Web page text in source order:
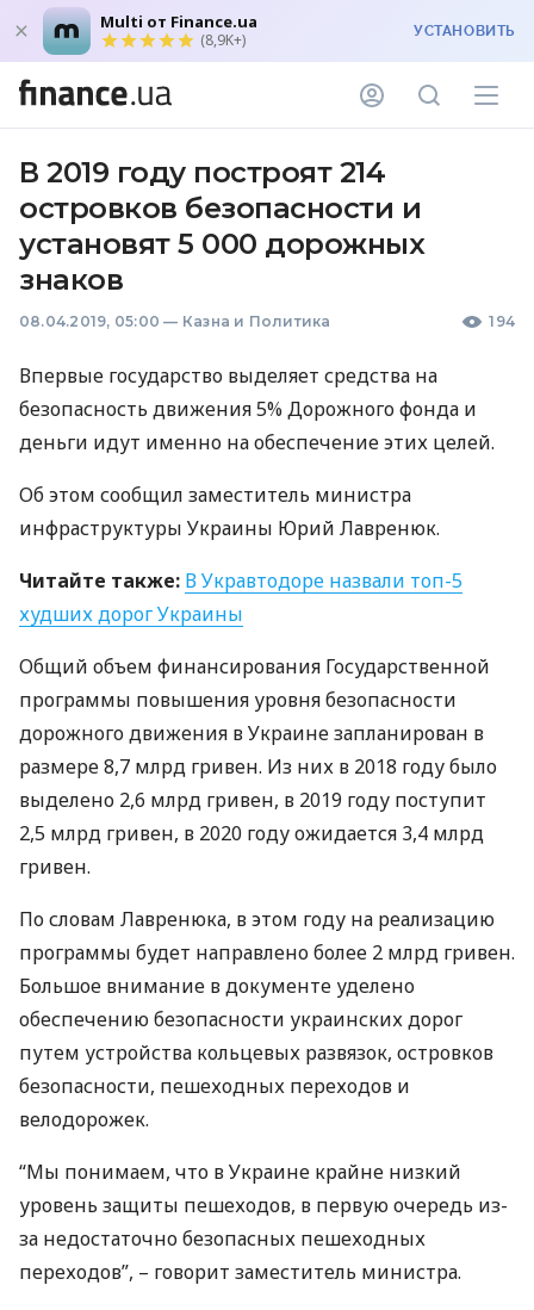
Multi от Finance.ua
(8,9K+) УСТАНОВИТЬ
В 2019 году построят 214
островков безопасности и
установят 5 000 дорожных
знаков
08.04.2019, 05:00 — Казна и Политика 194
Впервые государство выделяет средства на
безопасность движения 5% Дорожного фонда и
деньги идут именно на обеспечение этих целей.
Об этом сообщил заместитель министра
инфраструктуры Украины Юрий Лавренюк.
Читайте также: В Укравтодоре назвали топ-5
худших дорог Украины
Общий объем финансирования Государственной
программы повышения уровня безопасности
дорожного движения в Украине запланирован в
размере 8,7 млрд гривен. Из них в 2018 году было
выделено 2,6 млрд гривен, в 2019 году поступит
2,5 млрд гривен, в 2020 году ожидается 3,4 млрд
гривен.
По словам Лавренюка, в этом году на реализацию
программы будет направлено более 2 млрд гривен.
Большое внимание в документе уделено
обеспечению безопасности украинских дорог
путем устройства кольцевых развязок, островков
безопасности, пешеходных переходов и
велодорожек.
“Мы понимаем, что в Украине крайне низкий
уровень защиты пешеходов, в первую очередь из-
за недостаточно безопасных пешеходных
переходов”, – говорит заместитель министра.